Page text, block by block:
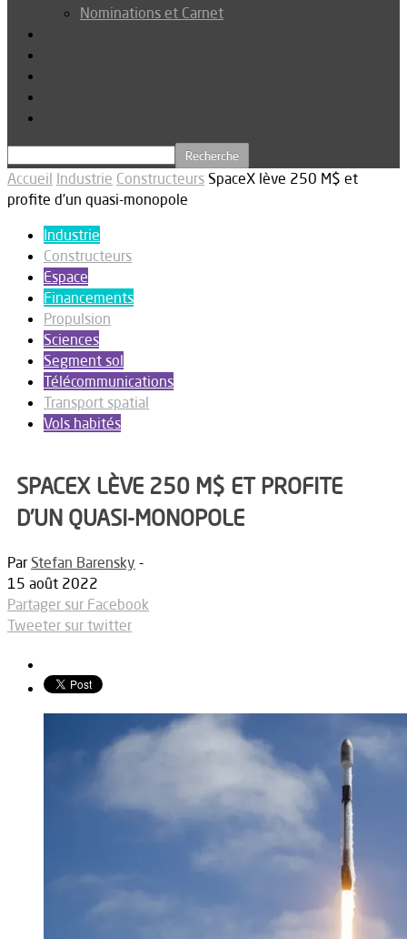
Nominations et Carnet
Accueil Industrie Constructeurs SpaceX lève 250 M$ et
profite d’un quasi-monopole
Industrie
Constructeurs
Espace
Financements
Propulsion
Sciences
Segment sol
Télécommunications
Transport spatial
Vols habités
SPACEX LÈVE 250 M$ ET PROFITE
D’UN QUASI-MONOPOLE
Par Stefan Barensky -
15 août 2022
Partager sur Facebook
Tweeter sur twitter